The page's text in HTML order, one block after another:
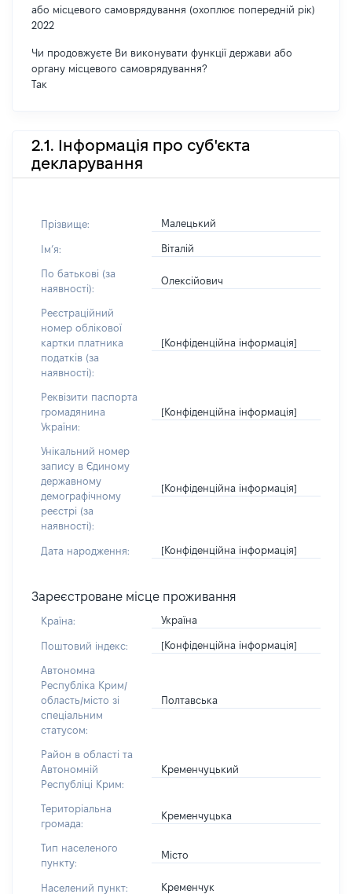
або місцевого самоврядування (охоплює попередній рік)
2022
Чи продовжуєте Ви виконувати функції держави або
органу місцевого самоврядування?
Так
2.1. Інформація про суб'єкта
декларування
Прізвище: Малецький
Імʼя: Віталій
По батькові (за
наявності):
Олексійович
Реєстраційний
номер облікової
картки платника
податків (за
наявності):
[Конфіденційна інформація]
Реквізити паспорта
громадянина
України:
[Конфіденційна інформація]
Унікальний номер
запису в Єдиному
державному
демографічному
реєстрі (за
наявності):
[Конфіденційна інформація]
Дата народження: [Конфіденційна інформація]
Зареєстроване місце проживання
Країна: Україна
Поштовий індекс: [Конфіденційна інформація]
Автономна
Республіка Крим/
область/місто зі
спеціальним
статусом:
Полтавська
Район в області та
Автономній
Республіці Крим:
Кременчуцький
Територіальна
громада:
Кременчуцька
Тип населеного
пункту:
Місто
Населений пункт: Кременчук